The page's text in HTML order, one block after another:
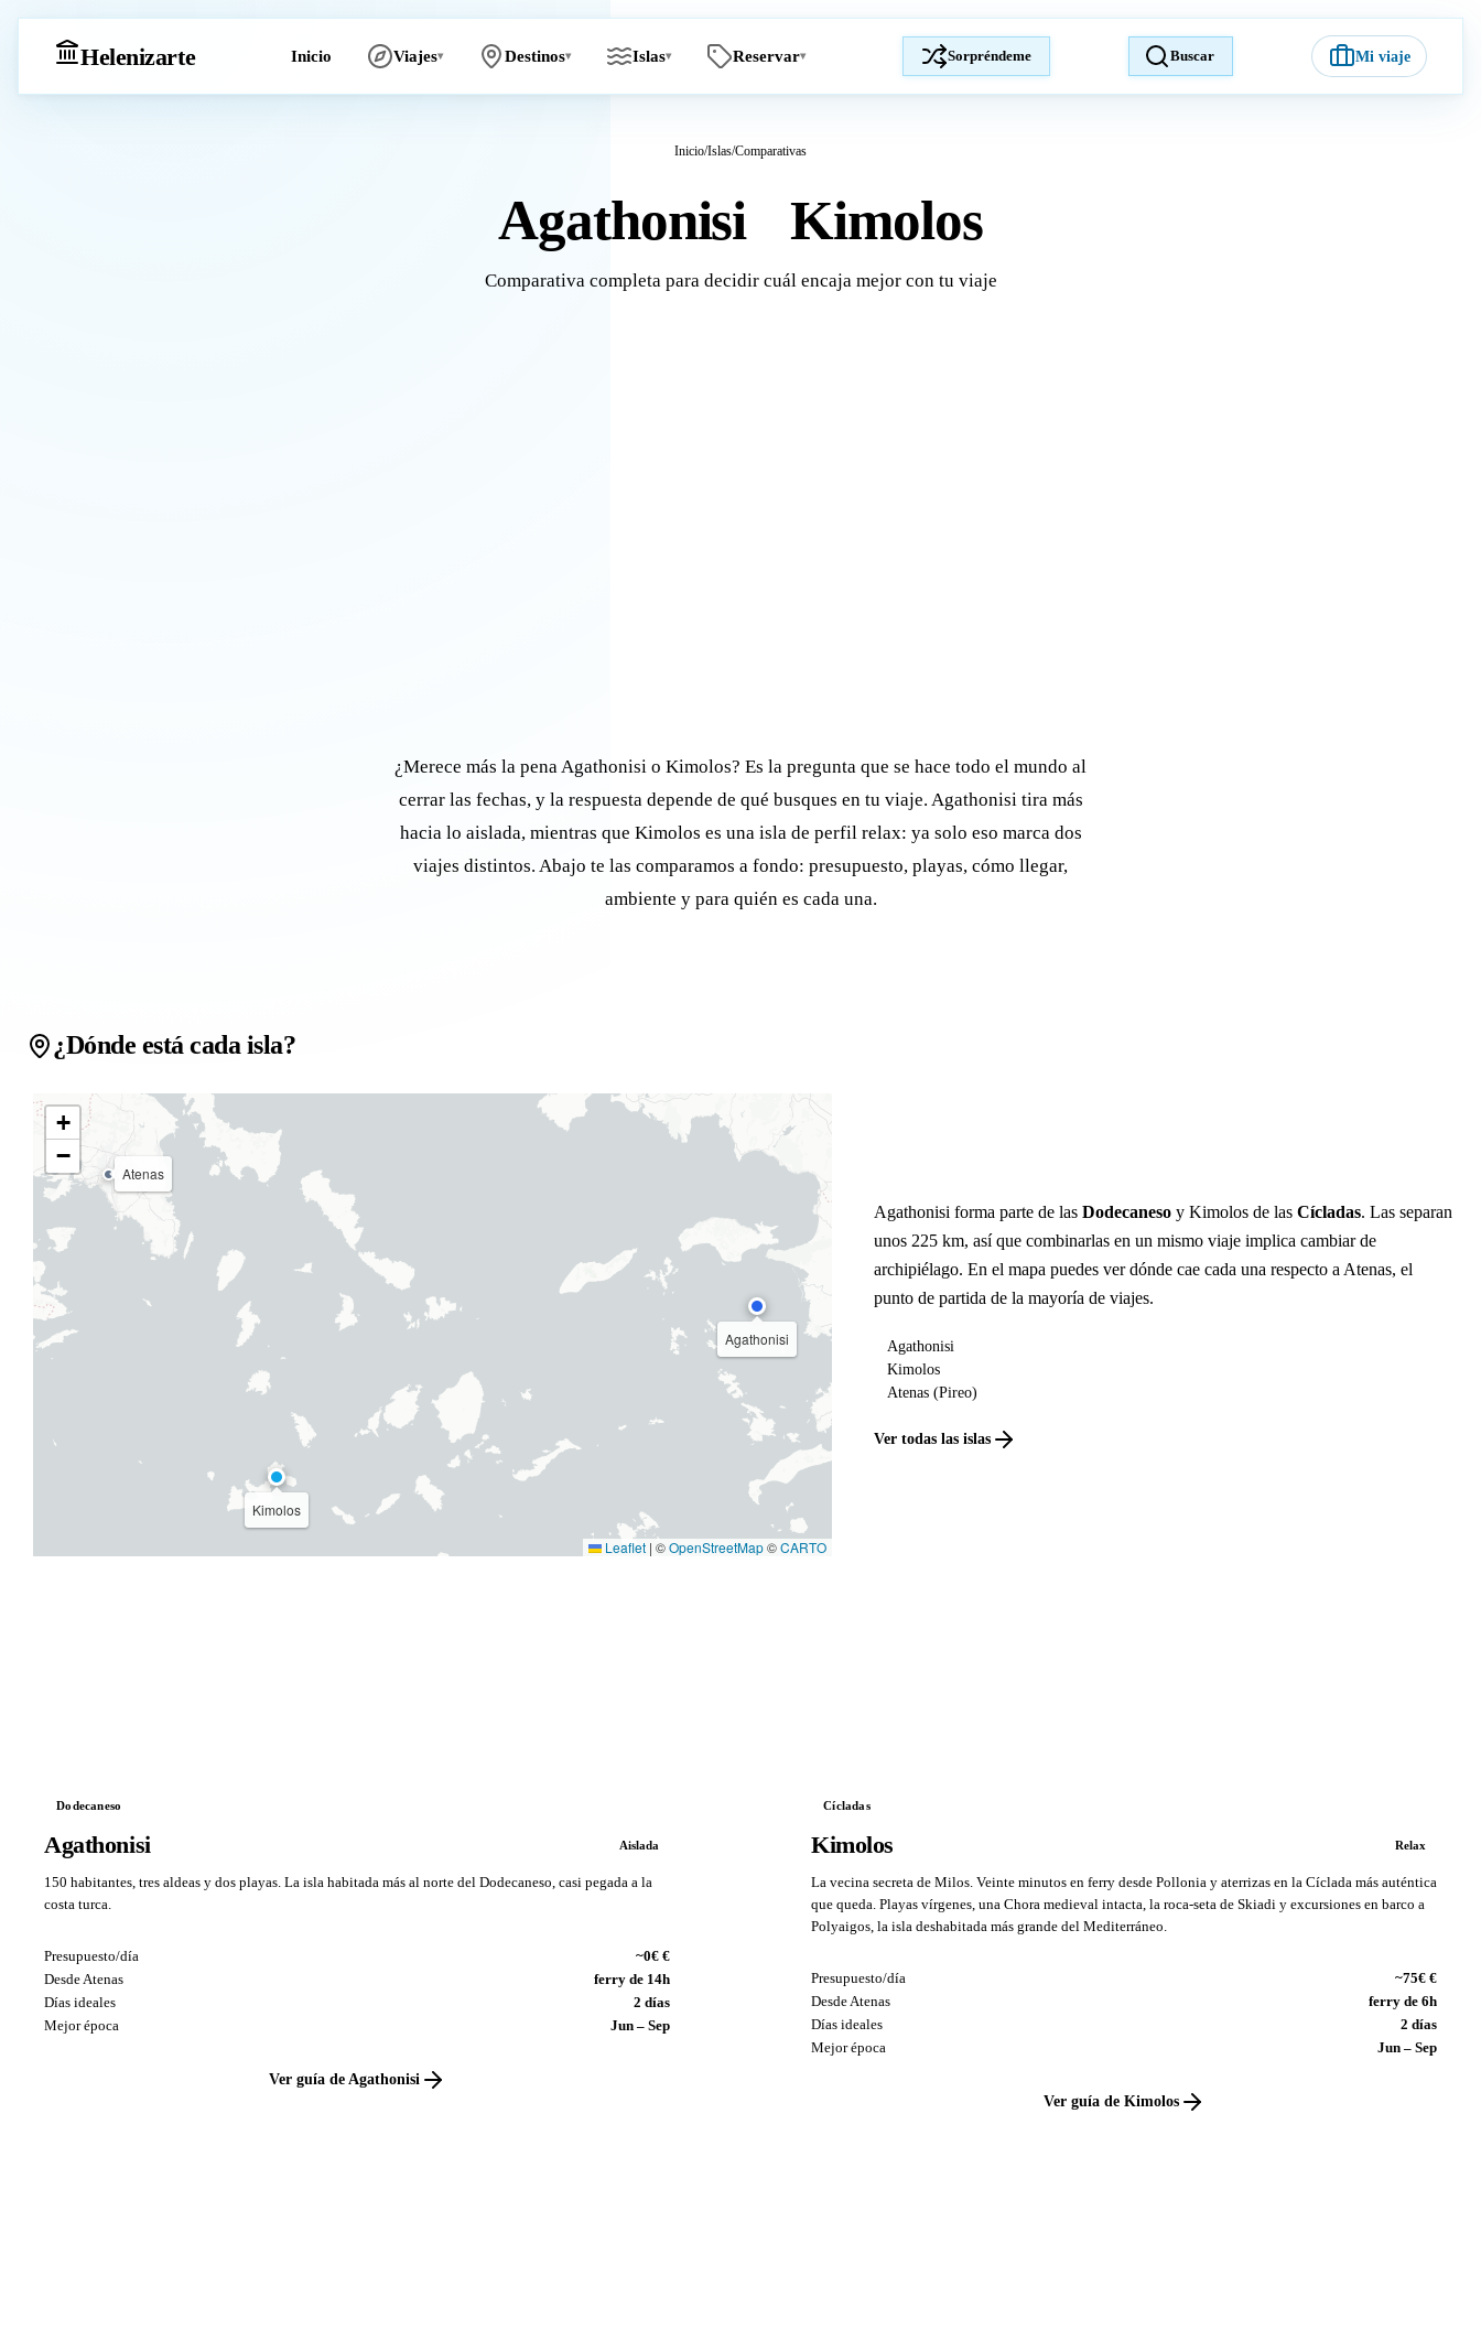
Helenizarte Inicio Viajes▾ Destinos▾ Islas▾ Reservar▾ Sorpréndeme Buscar Mi viaje
Inicio/Islas/Comparativas
Agathonisi Kimolos
Comparativa completa para decidir cuál encaja mejor con tu viaje
¿Merece más la pena Agathonisi o Kimolos? Es la pregunta que se hace todo el mundo al
cerrar las fechas, y la respuesta depende de qué busques en tu viaje. Agathonisi tira más
hacia lo aislada, mientras que Kimolos es una isla de perfil relax: ya solo eso marca dos
viajes distintos. Abajo te las comparamos a fondo: presupuesto, playas, cómo llegar,
ambiente y para quién es cada una.
¿Dónde está cada isla?
Agathonisi
Kimolos
Atenas
+
−
Leaflet | ©OpenStreetMap©CARTO
Agathonisi forma parte de lasDodecaneso y Kimolos de lasCícladas. Las separan
unos 225 km, así que combinarlas en un mismo viaje implica cambiar de
archipiélago. En el mapa puedes ver dónde cae cada una respecto a Atenas, el
punto de partida de la mayoría de viajes.
Agathonisi
Kimolos
Atenas (Pireo)
Ver todas las islas
Dodecaneso
Agathonisi Aislada
150 habitantes, tres aldeas y dos playas. La isla habitada más al norte del Dodecaneso, casi pegada a la
costa turca.
Presupuesto/día
~0€ €
Desde Atenas
ferry de 14h
Días ideales
2 días
Mejor época
Jun – Sep
Ver guía de Agathonisi
Cícladas
Kimolos Relax
La vecina secreta de Milos. Veinte minutos en ferry desde Pollonia y aterrizas en la Cíclada más auténtica
que queda. Playas vírgenes, una Chora medieval intacta, la roca-seta de Skiadi y excursiones en barco a
Polyaigos, la isla deshabitada más grande del Mediterráneo.
Presupuesto/día
~75€ €
Desde Atenas
ferry de 6h
Días ideales
2 días
Mejor época
Jun – Sep
Ver guía de Kimolos